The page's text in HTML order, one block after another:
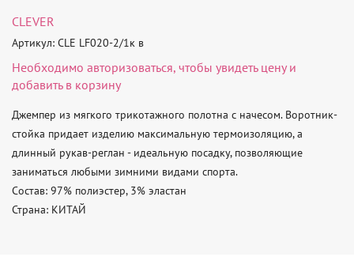
CLEVER
Артикул: CLE LF020-2/1к в
Необходимо авторизоваться, чтобы увидеть цену и
добавить в корзину
Джемпер из мягкого трикотажного полотна с начесом. Воротник-
стойка придает изделию максимальную термоизоляцию, а
длинный рукав-реглан - идеальную посадку, позволяющие
заниматься любыми зимними видами спорта.
Состав: 97% полиэстер, 3% эластан
Страна: КИТАЙ